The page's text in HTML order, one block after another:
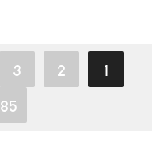
1
2
3
85